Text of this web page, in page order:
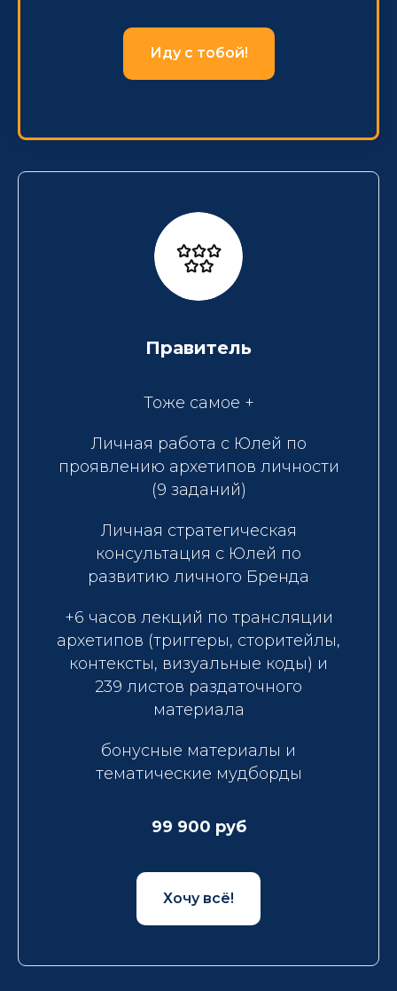
Иду с тобой!
Правитель
Тоже самое +
Личная работа с Юлей по
проявлению архетипов личности
(9 заданий)
Личная стратегическая
консультация с Юлей по
развитию личного Бренда
+6 часов лекций по трансляции
архетипов (триггеры, сторитейлы,
контексты, визуальные коды) и
239 листов раздаточного
материала
бонусные материалы и
тематические мудборды
99 900 руб
Хочу всё!